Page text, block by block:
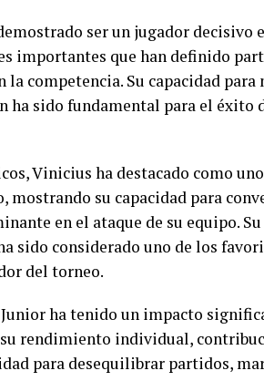
ser un jugador decisivo
importantes que han definido
la competencia. Su capacidad
ha sido fundamental para el éxito
Vinicius ha destacado como
mostrando su capacidad para
en el ataque de su equipo.
sido considerado uno de los
del torneo.
ha tenido un impacto
su rendimiento individual,
para desequilibrar partidos,